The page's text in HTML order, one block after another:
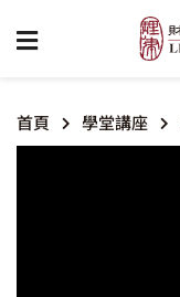
首頁 學堂講座